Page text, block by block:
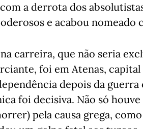
a derrota dos
e acabou nomeado
carreira, que não seria
foi em Atenas,
depois da
foi decisiva. Não só
pela causa grega,